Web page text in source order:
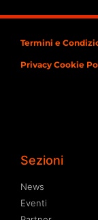
Termini e
Privacy Cookie
Sezioni
News
Eventi